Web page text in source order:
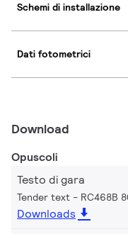
Schemi di installazione
Dati fotometrici
Download
Opuscoli
Testo di gara
Tender text - RC468B
Downloads